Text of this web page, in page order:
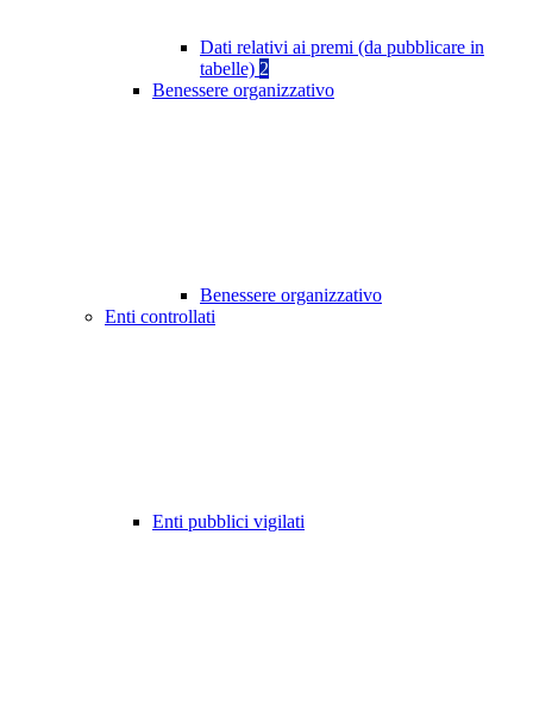
Dati relativi ai premi (da pubblicare in
tabelle) 2
Benessere organizzativo
Benessere organizzativo
Enti controllati
Enti pubblici vigilati